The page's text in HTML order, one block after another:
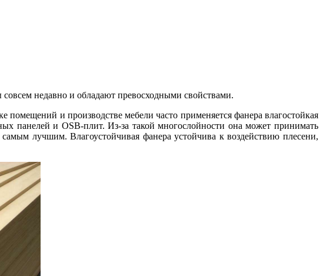
недавно и обладают превосходными свойствами.
и производстве мебели часто применяется фанера влагостойкая
панелей и OSB-плит. Из-за такой многослойности она может принимать
лучшим. Влагоустойчивая фанера устойчива к воздействию плесени,